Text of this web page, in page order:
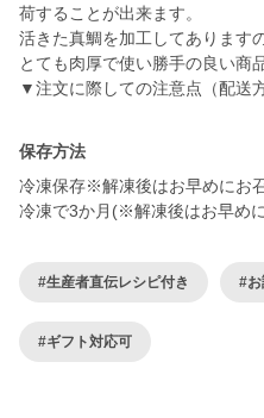
荷することが出来ます。
活きた真鯛を加工してあります
とても肉厚で使い勝手の良い商
▼注文に際しての注意点（配送
保存方法
冷凍保存※解凍後はお早めにお
冷凍で3か月(※解凍後はお早め
#生産者直伝レシピ付き #お
#ギフト対応可